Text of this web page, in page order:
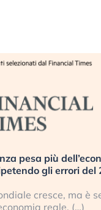
a spegnere
sottovalutando il
continuano a